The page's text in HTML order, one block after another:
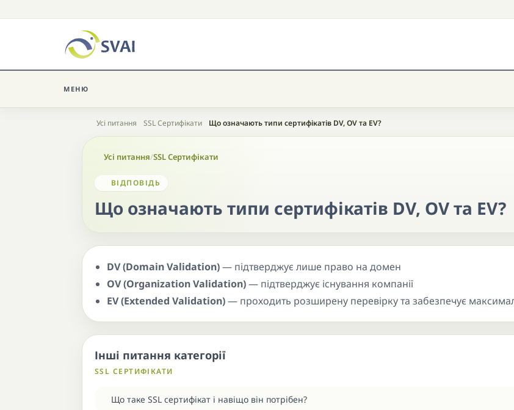
МЕНЮ
Головна
Усі питання SSL Сертифікати Що означають типи сертифікатів DV, OV та EV?
Усі питання/SSL Сертифікати
ВІДПОВІДЬ
Що означають типи сертифікатів DV, OV та EV?
DV (Domain Validation)— підтверджує лише право на домен
OV (Organization Validation)— підтверджує існування компанії
EV (Extended Validation)— проходить розширену перевірку та забезпечує
Інші питання категорії
SSL СЕРТИФІКАТИ
Що таке SSL сертифікат і навіщо він потрібен?